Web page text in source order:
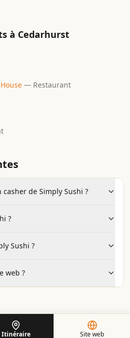
à Cedarhurst
— Restaurant
de Simply Sushi ?
?
Sushi ?
web ?
Itinéraire Site web